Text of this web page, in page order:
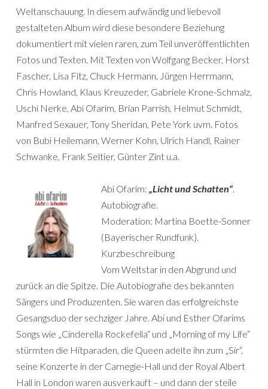
Weltanschauung. In diesem aufwändig und liebevoll
gestalteten Album wird diese besondere Beziehung
dokumentiert mit vielen raren, zum Teil unveröffentlichten
Fotos und Texten. Mit Texten von Wolfgang Becker, Horst
Fascher, Lisa Fitz, Chuck Hermann, Jürgen Herrmann,
Chris Howland, Klaus Kreuzeder, Gabriele Krone-Schmalz,
Uschi Nerke, Abi Ofarim, Brian Parrish, Helmut Schmidt,
Manfred Sexauer, Tony Sheridan, Pete York uvm. Fotos
von Bubi Heilemann, Werner Kohn, Ulrich Handl, Rainer
Schwanke, Frank Seltier, Günter Zint u.a.
Abi Ofarim: „Licht und Schatten“.
Autobiografie.
Moderation: Martina Boette-Sonner
(Bayerischer Rundfunk).
Kurzbeschreibung
Vom Weltstar in den Abgrund und
zurück an die Spitze. Die Autobiografie des bekannten
Sängers und Produzenten. Sie waren das erfolgreichste
Gesangsduo der sechziger Jahre. Abi und Esther Ofarims
Songs wie „Cinderella Rockefella“ und „Morning of my Life“
stürmten die Hitparaden, die Queen adelte ihn zum „Sir“,
seine Konzerte in der Carnegie-Hall und der Royal Albert
Hall in London waren ausverkauft – und dann der steile